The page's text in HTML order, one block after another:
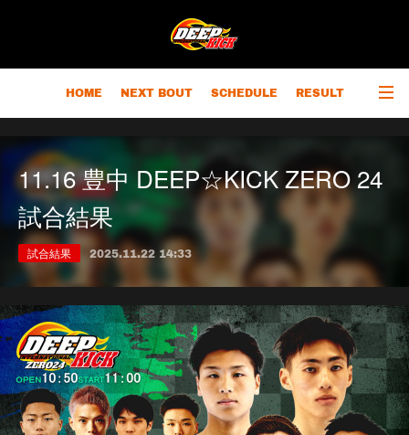
HOME NEXT BOUT SCHEDULE RESULT
RANKING
11.16 豊中 DEEP☆KICK ZERO 24
試合結果
試合結果 2025.11.22 14:33